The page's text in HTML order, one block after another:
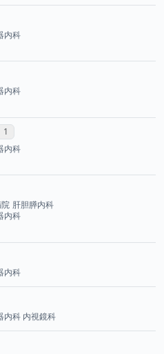
内科
内科
ミュニケーション・タイプ投票数
1
内科
肝胆膵内科
内科
内科
内科 内視鏡科